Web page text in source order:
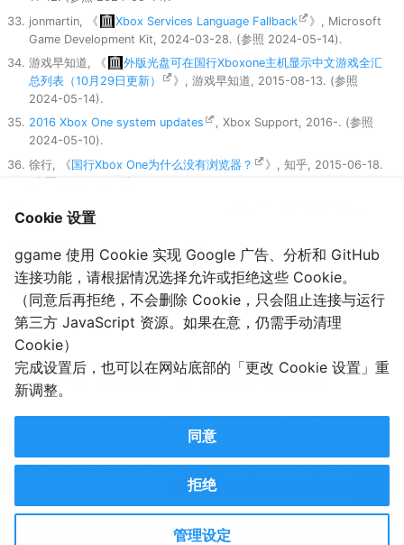
jonmartin, 《
Xbox Services Language Fallback
》, Microsoft
Game Development Kit, 2024-03-28. (参照 2024-05-14).
游戏早知道, 《
外版光盘可在国行Xboxone主机显示中文游戏全汇
总列表（10月29日更新）
》, 游戏早知道, 2015-08-13. (参照
2024-05-14).
2016 Xbox One system updates
, Xbox Support, 2016-. (参照
2024-05-10).
徐行, 《国行Xbox One为什么没有浏览器？
》, 知乎, 2015-06-18.
(参照 2024-05-14).
2024-05-14).
Shadow LAG, lllsondowlll, 《
NTFS USB overrides
》, Xbox
One Research Wiki, 2024-03-26. (参照 2024-05-13).
【吧务组公告】关于国服接入实名认证系统
度贴吧/xboxone, 2020-09-09.
《
消息称 Xbox 国行已确定将接入实名认证系统 》, IT之家.
2024-05-10T23:55:51
（由于更新时间是手动更新的，所以部分页面内容已更新，但忘记修改新的日期了……）
由 gledos 创作的内容，如果没有另外声明，均为 CC0 许可协议。
使用了Material for MkDocs以及 Github Pages 生成并托管网站。
Cookie 设置
ggame 使用 Cookie 实现 Google 广告、分析和 GitHub
连接功能，请根据情况选择允许或拒绝这些 Cookie。
（同意后再拒绝，不会删除 Cookie，只会阻止连接与运行
第三方 JavaScript 资源。如果在意，仍需手动清理
Cookie）
完成设置后，也可以在网站底部的「更改 Cookie 设置」重
新调整。
同意
拒绝
管理设定